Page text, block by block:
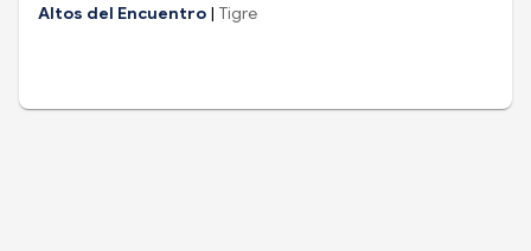
Altos del Encuentro | Tigre